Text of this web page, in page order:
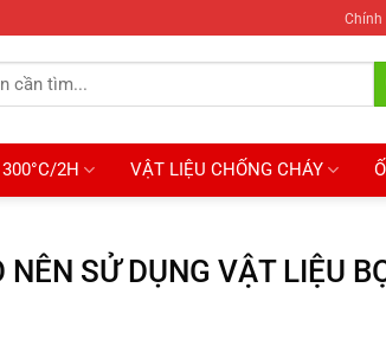
Chính
2H VẬT LIỆU CHỐNG CHÁY
NÊN SỬ DỤNG VẬT LIỆU